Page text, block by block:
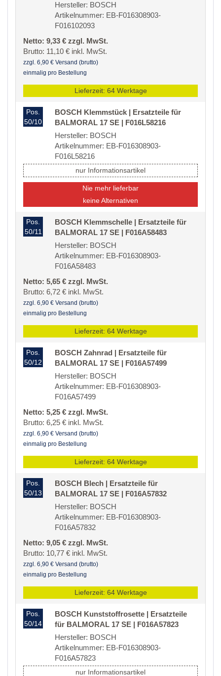
Hersteller: BOSCH
Artikelnummer: EB-F016308903-
F016102093
Netto: 9,33 € zzgl. MwSt.
Brutto: 11,10 € inkl. MwSt.
zzgl. 6,90 € Versand (brutto)
einmalig pro Bestellung
Lieferzeit: 64 Werktage
Pos.
50/10
BOSCH Klemmstück | Ersatzteile für
BALMORAL 17 SE | F016L58216
Hersteller: BOSCH
Artikelnummer: EB-F016308903-
F016L58216
nur Informationsartikel
Nie mehr lieferbar
keine Alternativen
Pos.
50/11
BOSCH Klemmschelle | Ersatzteile für
BALMORAL 17 SE | F016A58483
Hersteller: BOSCH
Artikelnummer: EB-F016308903-
F016A58483
Netto: 5,65 € zzgl. MwSt.
Brutto: 6,72 € inkl. MwSt.
zzgl. 6,90 € Versand (brutto)
einmalig pro Bestellung
Lieferzeit: 64 Werktage
Pos.
50/12
BOSCH Zahnrad | Ersatzteile für
BALMORAL 17 SE | F016A57499
Hersteller: BOSCH
Artikelnummer: EB-F016308903-
F016A57499
Netto: 5,25 € zzgl. MwSt.
Brutto: 6,25 € inkl. MwSt.
zzgl. 6,90 € Versand (brutto)
einmalig pro Bestellung
Lieferzeit: 64 Werktage
Pos.
50/13
BOSCH Blech | Ersatzteile für
BALMORAL 17 SE | F016A57832
Hersteller: BOSCH
Artikelnummer: EB-F016308903-
F016A57832
Netto: 9,05 € zzgl. MwSt.
Brutto: 10,77 € inkl. MwSt.
zzgl. 6,90 € Versand (brutto)
einmalig pro Bestellung
Lieferzeit: 64 Werktage
Pos.
50/14
BOSCH Kunststoffrosette | Ersatzteile
für BALMORAL 17 SE | F016A57823
Hersteller: BOSCH
Artikelnummer: EB-F016308903-
F016A57823
nur Informationsartikel